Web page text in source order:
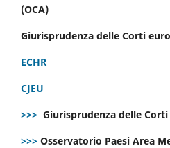
(OCA)
Giurisprudenza delle Corti
ECHR
CJEU
>>> Giurisprudenza delle
>>> Osservatorio Paesi Area